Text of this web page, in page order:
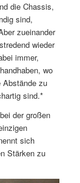
die Chassis,
sind,
zueinander
wieder
immer,
wo
Abstände zu
sind.*
der großen
sich
Stärken zu